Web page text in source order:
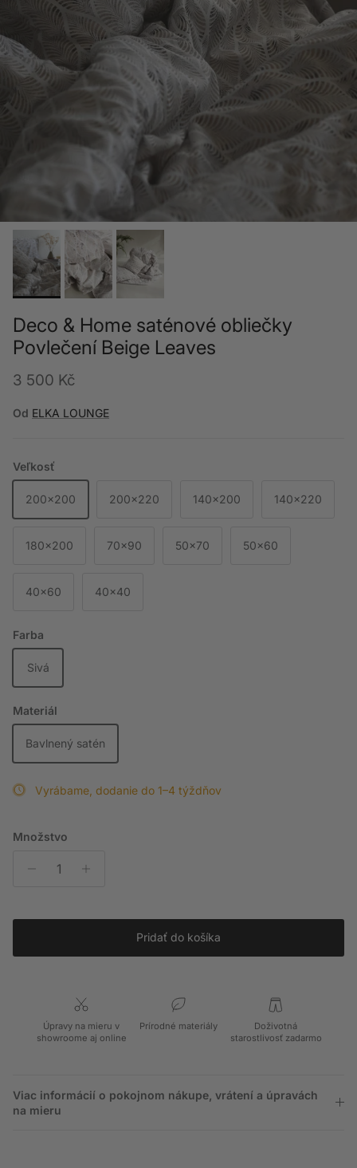
Deco & Home saténové obliečky
Povlečení Beige Leaves
Bežná cena
3 500 Kč
Od ELKA LOUNGE
Veľkosť
200x200 200x220 140x200 140x220
180x200 70x90 50x70 50x60
40x60 40x40
Farba
Sivá
Materiál
Bavlnený satén
Vyrábame, dodanie do 1–4 týždňov
Množstvo
Pridať do košíka
Úpravy na mieru v
showroome aj online
Prírodné materiály
Doživotná
starostlivosť zadarmo
Viac informácií o pokojnom nákupe, vrátení a úpravách
na mieru